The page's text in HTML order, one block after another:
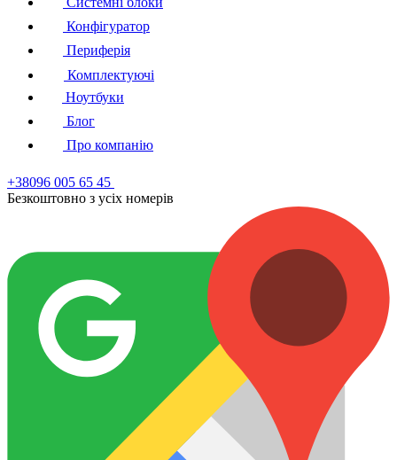
Конфігуратор
Периферія
Комплектуючі
Ноутбуки
Блог
Про компанію
+38096 005 65 45
Безкоштовно з усiх номерiв